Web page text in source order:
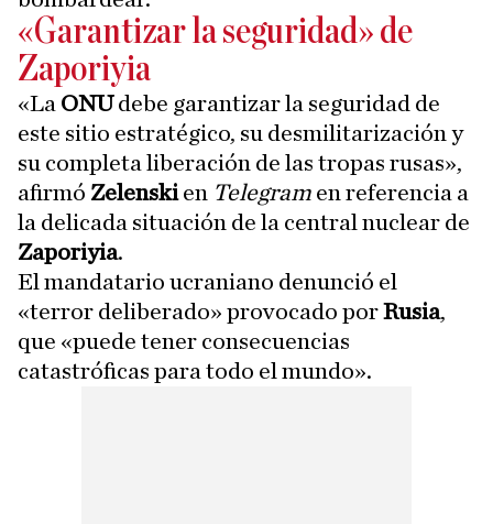
«Garantizar la seguridad» de
Zaporiyia
«La ONUdebe garantizar la seguridad de
este sitio estratégico, su desmilitarización y
su completa liberación de las tropas rusas»,
afirmó Zelenskien Telegram en referencia a
la delicada situación de la central nuclear de
Zaporiyia.
El mandatario ucraniano denunció el
«terror deliberado» provocado porRusia,
que «puede tener consecuencias
catastróficas para todo el mundo».